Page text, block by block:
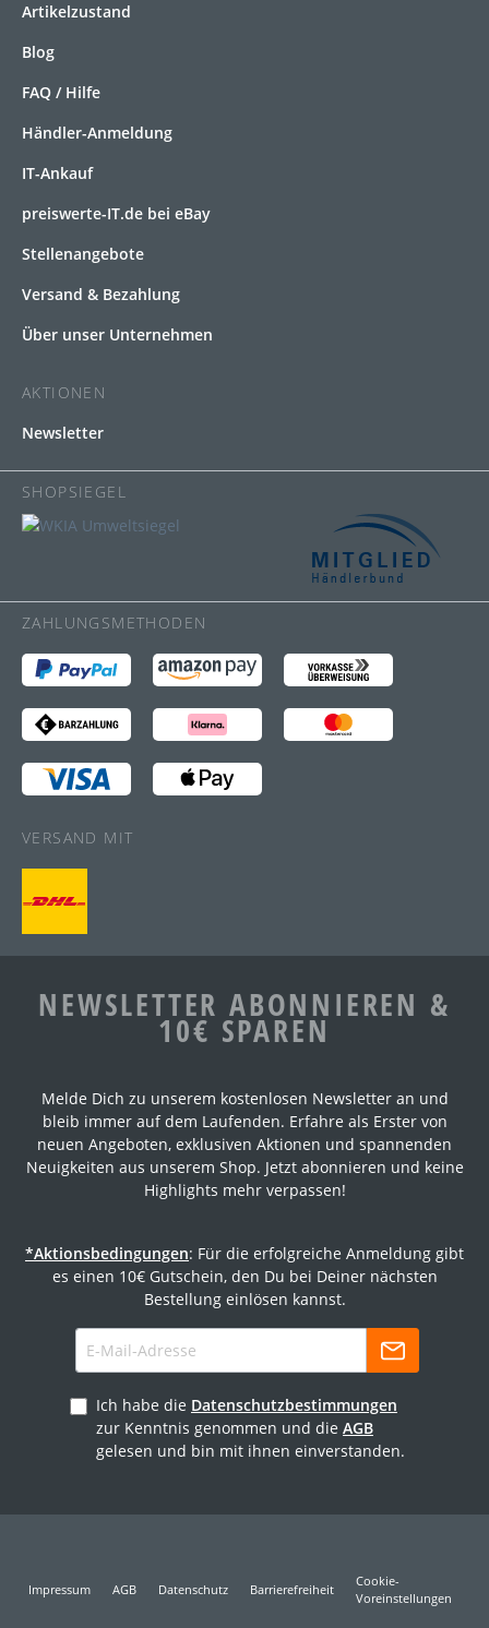
Artikelzustand
Blog
FAQ / Hilfe
Händler-Anmeldung
IT-Ankauf
preiswerte-IT.de bei eBay
Stellenangebote
Versand & Bezahlung
Über unser Unternehmen
AKTIONEN
Newsletter
SHOPSIEGEL
ZAHLUNGSMETHODEN
VERSAND MIT
NEWSLETTER ABONNIEREN &
10€ SPAREN
Melde Dich zu unserem kostenlosen Newsletter an und
bleib immer auf dem Laufenden. Erfahre als Erster von
neuen Angeboten, exklusiven Aktionen und spannenden
Neuigkeiten aus unserem Shop. Jetzt abonnieren und keine
Highlights mehr verpassen!
*Aktionsbedingungen: Für die erfolgreiche Anmeldung gibt
es einen 10€ Gutschein, den Du bei Deiner nächsten
Bestellung einlösen kannst.
Ich habe die Datenschutzbestimmungen
zur Kenntnis genommen und die AGB
gelesen und bin mit ihnen einverstanden.
Impressum AGB Datenschutz Barrierefreiheit
Cookie-
Voreinstellungen